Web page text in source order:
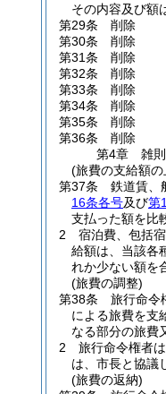
その内容及び額
第29条
削除
第30条
削除
第31条
削除
第32条
削除
第33条
削除
第34条
削除
第35条
削除
第36条
削除
第4章
雑則
(旅費の支給額の
第37条
鉄道賃、
16条各号及び第
支払った額を比
2
宿泊費、包括
給額は、当該各
れか少ない額を
(旅費の調整)
第38条
旅行命令
による旅費を支
なる部分の旅費
2
旅行命令権者
は、市長と協議
(旅費の返納)